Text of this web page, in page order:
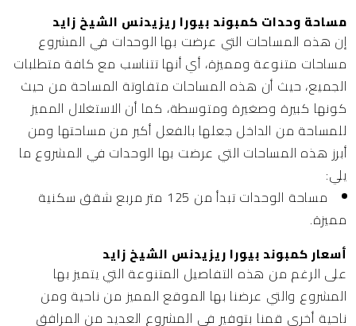
مساحة وحدات كمبوند بيورا ريزيدنس الشيخ زايد
إن هذه المساحات التي عرضت بها الوحدات في المشروع
مساحات متنوعة ومميزة، أي أنها تتناسب مع كافة متطلبات
الجميع، حيث أن هذه المساحات متفاوتة المساحة من حيث
كونها كبيرة وصغيرة ومتوسطة، كما أن الاستغلال المميز
للمساحة من الداخل جعلها بالفعل أكبر من مساحتها ومن
أبرز هذه المساحات التي عرضت بها الوحدات في المشروع ما
يلي:
مساحة الوحدات تبدأ من 125 متر مربع شقق سكنية
مميزة.
أسعار كمبوند بيورا ريزيدنس الشيخ زايد
على الرغم من هذه التفاصيل المتنوعة التي يتميز بها
المشروع والتي عرضنا بها الموقع المميز من ناحية ومن
ناحية أخرى قمنا بتوفير في المشروع العديد من المرافق